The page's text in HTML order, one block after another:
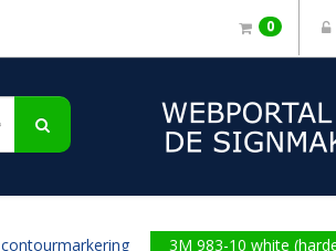
0
contourmarkering 3M 983-10 white